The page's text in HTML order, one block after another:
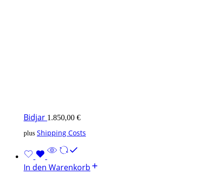
Bidjar 1.850,00 €
plus Shipping Costs
In den Warenkorb